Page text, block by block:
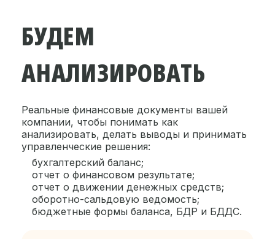
БУДЕМ
АНАЛИЗИРОВАТЬ
Реальные финансовые документы вашей
компании, чтобы понимать как
анализировать, делать выводы и принимать
управленческие решения:
бухгалтерский баланс;
отчет о финансовом результате;
отчет о движении денежных средств;
оборотно-сальдовую ведомость;
бюджетные формы баланса, БДР и БДДС.